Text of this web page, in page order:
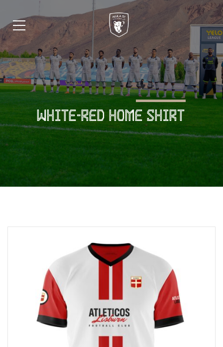
WHITE-RED HOME SHIRT